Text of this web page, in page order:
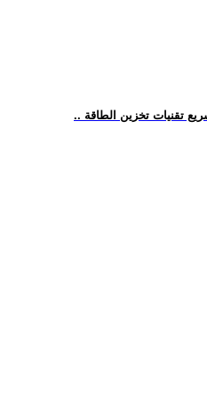
تقنيات تخزين الطاقة